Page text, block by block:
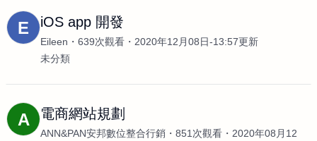
E iOS app 開發
Eileen 639次觀看
2020年12月08日-13:57更新
未分類
A 電商網站規劃
ANN&PAN安邦數位整合行銷 851次觀看
2020年08月12